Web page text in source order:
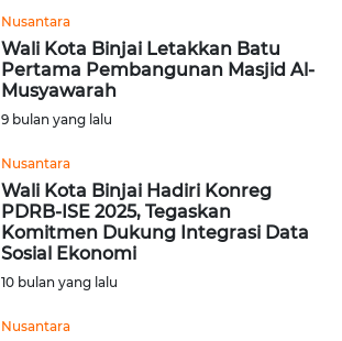
Nusantara
Wali Kota Binjai Letakkan Batu
Pertama Pembangunan Masjid Al-
Musyawarah
9 bulan yang lalu
Nusantara
Wali Kota Binjai Hadiri Konreg
PDRB-ISE 2025, Tegaskan
Komitmen Dukung Integrasi Data
Sosial Ekonomi
10 bulan yang lalu
Nusantara